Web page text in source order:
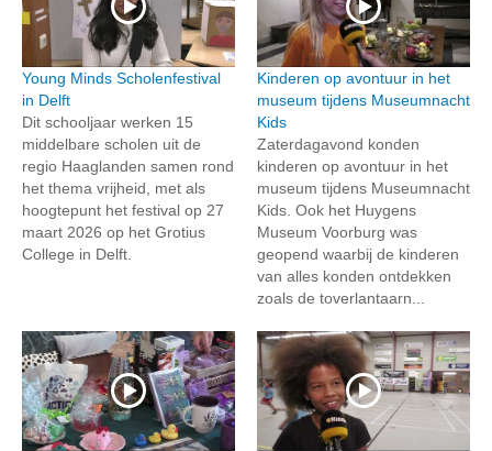
Young Minds Scholenfestival
in Delft
Dit schooljaar werken 15
middelbare scholen uit de
regio Haaglanden samen rond
het thema vrijheid, met als
hoogtepunt het festival op 27
maart 2026 op het Grotius
College in Delft.
Kinderen op avontuur in het
museum tijdens Museumnacht
Kids
Zaterdagavond konden
kinderen op avontuur in het
museum tijdens Museumnacht
Kids. Ook het Huygens
Museum Voorburg was
geopend waarbij de kinderen
van alles konden ontdekken
zoals de toverlantaarn...